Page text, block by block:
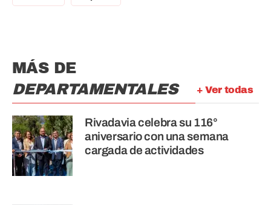
+ Ver todas
MÁS DE
DEPARTAMENTALES
Rivadavia celebra su 116°
aniversario con una semana
cargada de actividades